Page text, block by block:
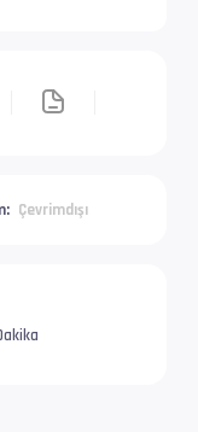
Çevrimdışı